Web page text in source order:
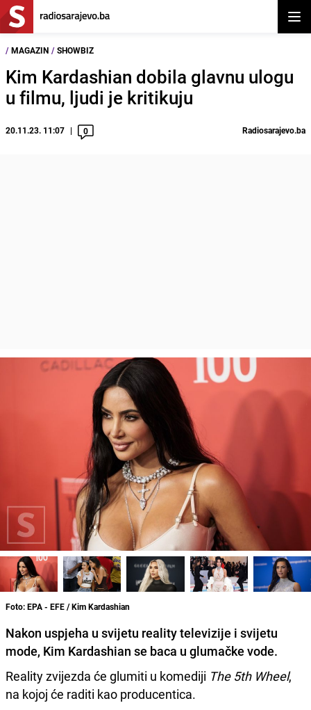
/ MAGAZIN / SHOWBIZ
Kim Kardashian dobila glavnu ulogu
u filmu, ljudi je kritikuju
20.11.23. 11:07 0 Radiosarajevo.ba
Foto: EPA - EFE / Kim Kardashian
Nakon uspjeha u svijetu reality televizije i svijetu
mode, Kim Kardashian se baca u glumačke vode.
Reality zvijezda će glumiti u komediji The 5th Wheel,
na kojoj će raditi kao producentica.